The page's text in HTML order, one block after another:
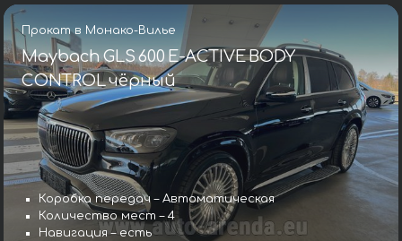
Прокат в Монако-Вилье
Maybach GLS 600 E-ACTIVE BODY
CONTROL чёрный
Коробка передач – Автоматическая
Количество мест – 4
Навигация – есть